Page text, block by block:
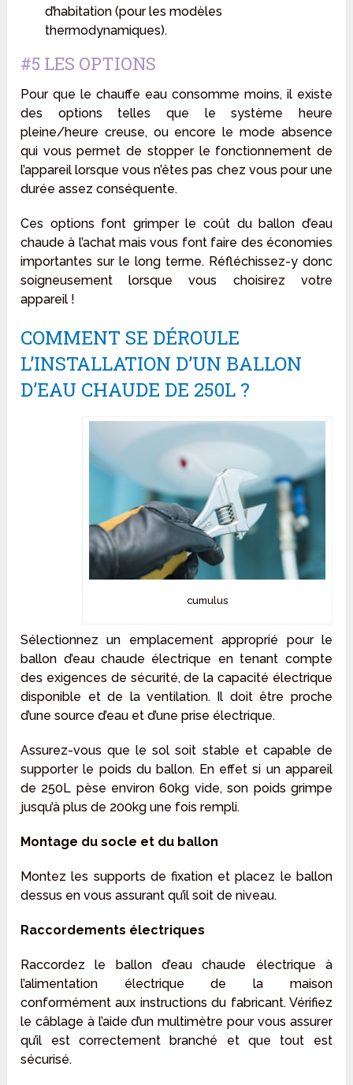
d’habitation (pour les modèles
thermodynamiques).
#5 LES OPTIONS
Pour que le chauffe eau consomme moins, il existe
des options telles que le système heure
pleine/heure creuse, ou encore le mode absence
qui vous permet de stopper le fonctionnement de
l’appareil lorsque vous n’êtes pas chez vous pour une
durée assez conséquente.
Ces options font grimper le coût du ballon d’eau
chaude à l’achat mais vous font faire des économies
importantes sur le long terme. Réfléchissez-y donc
soigneusement lorsque vous choisirez votre
appareil !
COMMENT SE DÉROULE
L’INSTALLATION D’UN BALLON
D’EAU CHAUDE DE 250L ?
cumulus
Sélectionnez un emplacement approprié pour le
ballon d’eau chaude électrique en tenant compte
des exigences de sécurité, de la capacité électrique
disponible et de la ventilation. Il doit être proche
d’une source d’eau et d’une prise électrique.
Assurez-vous que le sol soit stable et capable de
supporter le poids du ballon. En effet si un appareil
de 250L pèse environ 60kg vide, son poids grimpe
jusqu’à plus de 200kg une fois rempli.
Montage du socle et du ballon
Montez les supports de fixation et placez le ballon
dessus en vous assurant qu’il soit de niveau.
Raccordements électriques
Raccordez le ballon d’eau chaude électrique à
l’alimentation électrique de la maison
conformément aux instructions du fabricant. Vérifiez
le câblage à l’aide d’un multimètre pour vous assurer
qu’il est correctement branché et que tout est
sécurisé.